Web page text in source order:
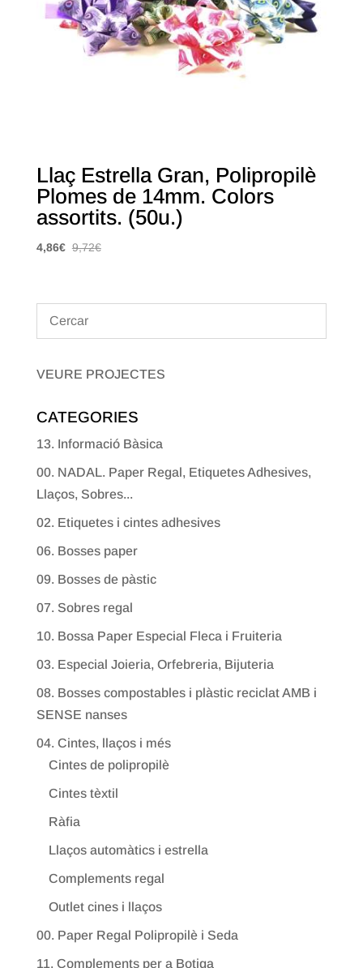
Llaç Estrella Gran, Polipropilè
Plomes de 14mm. Colors
assortits. (50u.)
4,86€ 9,72€
VEURE PROJECTES
CATEGORIES
13. Informació Bàsica
00. NADAL. Paper Regal, Etiquetes Adhesives,
Llaços, Sobres...
02. Etiquetes i cintes adhesives
06. Bosses paper
09. Bosses de pàstic
07. Sobres regal
10. Bossa Paper Especial Fleca i Fruiteria
03. Especial Joieria, Orfebreria, Bijuteria
08. Bosses compostables i plàstic reciclat AMB i
SENSE nanses
04. Cintes, llaços i més
Cintes de polipropilè
Cintes tèxtil
Ràfia
Llaços automàtics i estrella
Complements regal
Outlet cines i llaços
00. Paper Regal Polipropilè i Seda
11. Complements per a Botiga